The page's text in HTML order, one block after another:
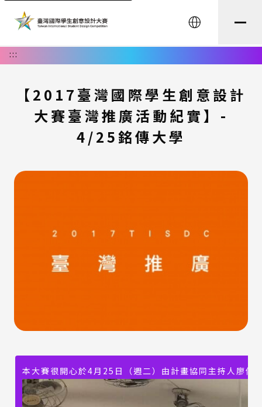
English
:::
【2017臺灣國際學生創意設計
大賽臺灣推廣活動紀實】-
4/25銘傳大學
本大賽很開心於4月25日（週二）由計畫協同主持人廖偉